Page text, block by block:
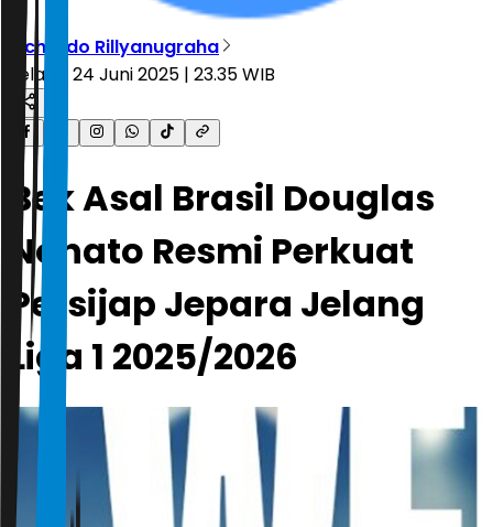
Richardo Rillyanugraha
Selasa, 24 Juni 2025 | 23.35 WIB
Bek Asal Brasil Douglas
Nonato Resmi Perkuat
Persijap Jepara Jelang
Liga 1 2025/2026